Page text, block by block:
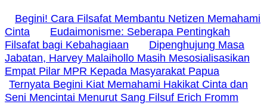
Begini! Cara Filsafat Membantu Netizen Memahami
Cinta
Eudaimonisme: Seberapa Pentingkah
Filsafat bagi Kebahagiaan
Dipenghujung Masa
Jabatan, Harvey Malaihollo Masih Mesosialisasikan
Empat Pilar MPR Kepada Masyarakat Papua
Ternyata Begini Kiat Memahami Hakikat Cinta dan
Seni Mencintai Menurut Sang Filsuf Erich Fromm